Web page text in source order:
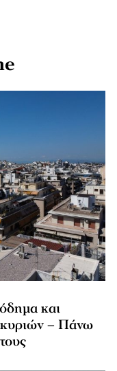
και
– Πάνω